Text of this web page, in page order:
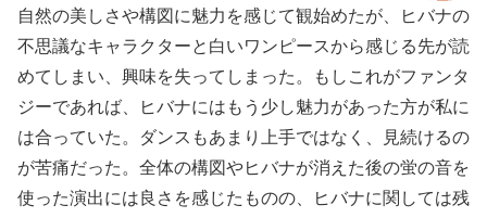
自然の美しさや構図に魅力を感じて観始めたが、ヒバナの
不思議なキャラクターと白いワンピースから感じる先が読
めてしまい、興味を失ってしまった。もしこれがファンタ
ジーであれば、ヒバナにはもう少し魅力があった方が私に
は合っていた。ダンスもあまり上手ではなく、見続けるの
が苦痛だった。全体の構図やヒバナが消えた後の蛍の音を
使った演出には良さを感じたものの、ヒバナに関しては残